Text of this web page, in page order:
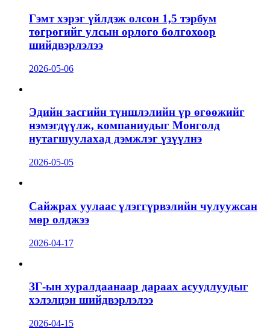
Гэмт хэрэг үйлдэж олсон 1,5 тэрбум
төгрөгийг улсын орлого болгохоор
шийдвэрлэлээ
2026-05-06
Эдийн засгийн түншлэлийн үр өгөөжийг
нэмэгдүүлж, компаниудыг Монголд
нутагшуулахад дэмжлэг үзүүлнэ
2026-05-05
Сайжрах уулаас үлэггүрвэлийн чулуужсан
мөр олджээ
2026-04-17
ЗГ-ын хуралдаанаар дараах асуудлуудыг
хэлэлцэн шийдвэрлэлээ
2026-04-15